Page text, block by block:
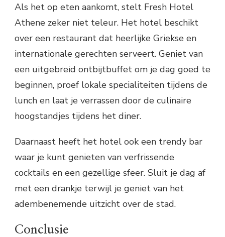
Als het op eten aankomt, stelt Fresh Hotel
Athene zeker niet teleur. Het hotel beschikt
over een restaurant dat heerlijke Griekse en
internationale gerechten serveert. Geniet van
een uitgebreid ontbijtbuffet om je dag goed te
beginnen, proef lokale specialiteiten tijdens de
lunch en laat je verrassen door de culinaire
hoogstandjes tijdens het diner.
Daarnaast heeft het hotel ook een trendy bar
waar je kunt genieten van verfrissende
cocktails en een gezellige sfeer. Sluit je dag af
met een drankje terwijl je geniet van het
adembenemende uitzicht over de stad.
Conclusie